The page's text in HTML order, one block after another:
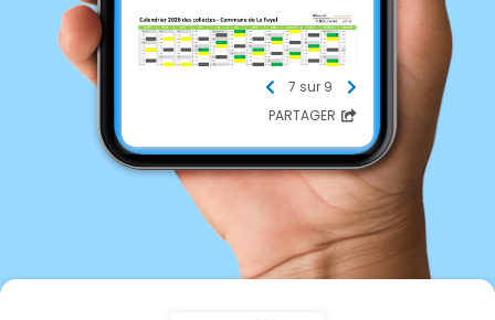
7 sur 9
PARTAGER